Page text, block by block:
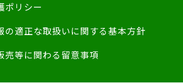
ポリシー
の適正な取扱いに関する基本方針
売等に関わる留意事項